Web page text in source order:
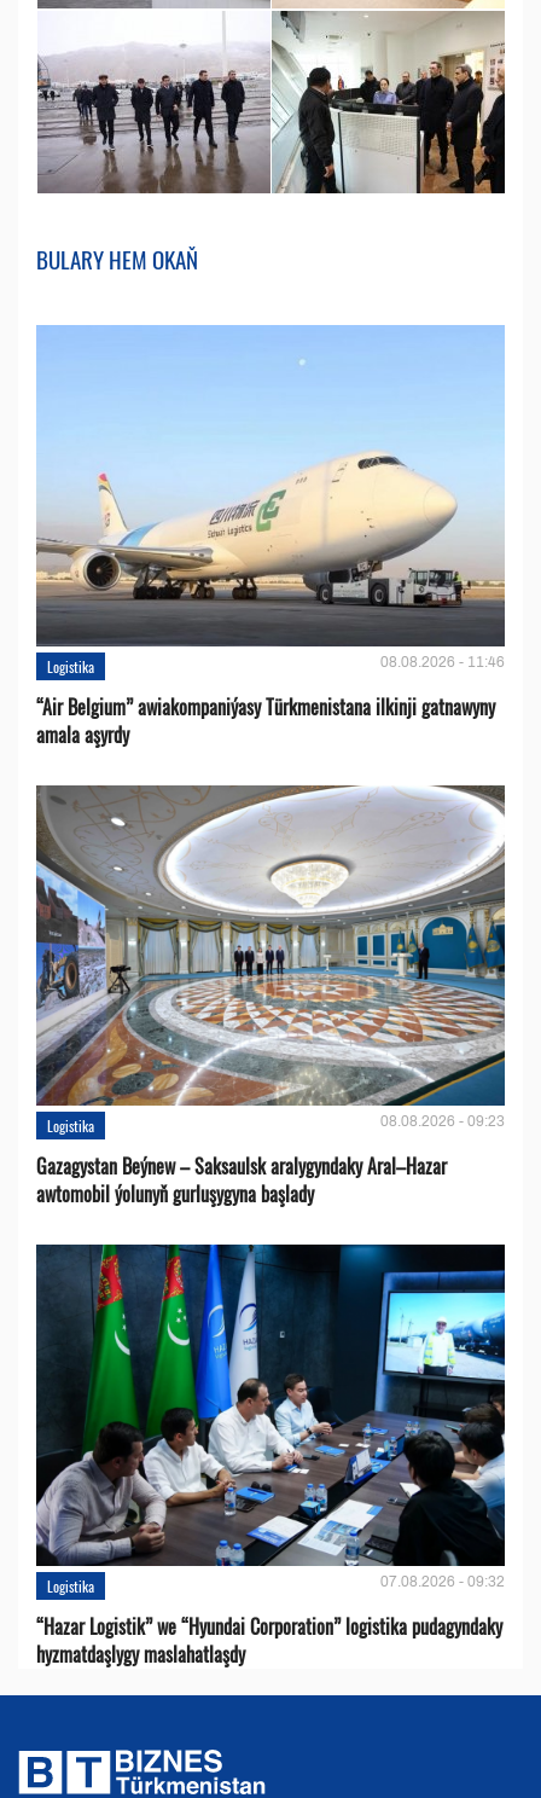
BULARY HEM OKAŇ
Logistika 08.08.2026 - 11:46
“Air Belgium” awiakompaniýasy Türkmenistana ilkinji gatnawyny
amala aşyrdy
Logistika 08.08.2026 - 09:23
Gazagystan Beýnew – Saksaulsk aralygyndaky Aral–Hazar
awtomobil ýolunyň gurluşygyna başlady
Logistika 07.08.2026 - 09:32
“Hazar Logistik” we “Hyundai Corporation” logistika pudagyndaky
hyzmatdaşlygy maslahatlaşdy